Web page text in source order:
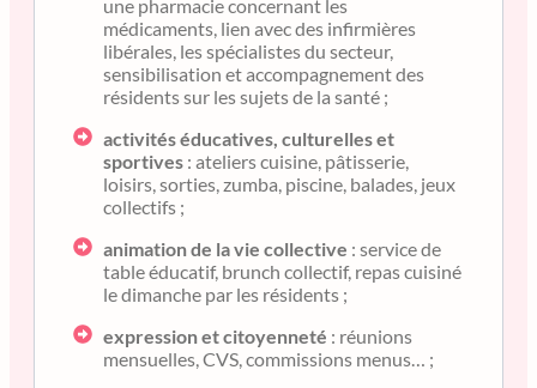
une pharmacie concernant les
médicaments, lien avec des infirmières
libérales, les spécialistes du secteur,
sensibilisation et accompagnement des
résidents sur les sujets de la santé ;
activités éducatives, culturelles et
sportives : ateliers cuisine, pâtisserie,
loisirs, sorties, zumba, piscine, balades, jeux
collectifs ;
animation de la vie collective : service de
table éducatif, brunch collectif, repas cuisiné
le dimanche par les résidents ;
expression et citoyenneté : réunions
mensuelles, CVS, commissions menus… ;